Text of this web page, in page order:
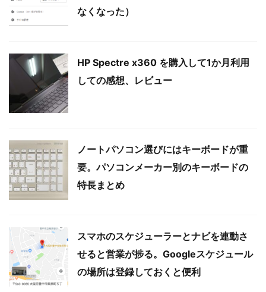
なくなった）
HP Spectre x360 を購入して1か月利用
しての感想、レビュー
ノートパソコン選びにはキーボードが重
要。パソコンメーカー別のキーボードの
特長まとめ
スマホのスケジューラーとナビを連動さ
せると営業が捗る。Googleスケジュール
の場所は登録しておくと便利